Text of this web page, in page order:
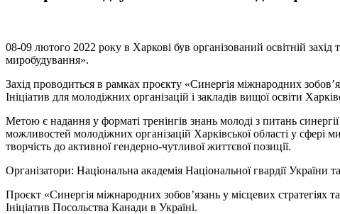
08-09 лютого 2022 року в Харкові був організований освітній захід
миробудування».
Захід проводиться в рамках проєкту «Синергія міжнародних
Ініціатив для молодіжних організацій і закладів вищої освіти
Метою є надання у форматі тренінгів знань молоді з питань
можливостей молодіжних організацій Харківської області у сфері
творчість до активної гендерно-чутливої життєвої позиції.
Організатори: Національна академія Національної гвардії України
Проєкт «Синергія міжнародних зобов’язань у місцевих
Ініціатив Посольства Канади в Україні.